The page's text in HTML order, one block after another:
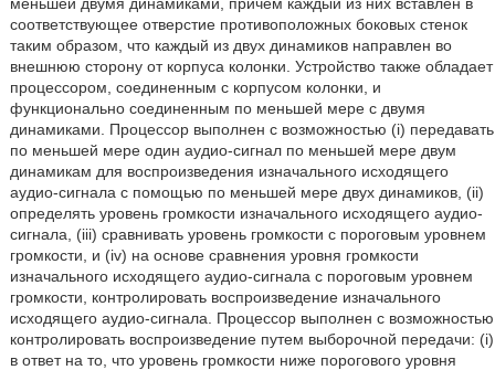
соответствующее отверстие противоположных боковых стенок
таким образом, что каждый из двух динамиков направлен во
внешнюю сторону от корпуса колонки. Устройство также обладает
процессором, соединенным с корпусом колонки, и
функционально соединенным по меньшей мере с двумя
динамиками. Процессор выполнен с возможностью (i) передавать
по меньшей мере один аудио-сигнал по меньшей мере двум
динамикам для воспроизведения изначального исходящего
аудио-сигнала с помощью по меньшей мере двух динамиков, (ii)
определять уровень громкости изначального исходящего аудио-
сигнала, (iii) сравнивать уровень громкости с пороговым уровнем
громкости, и (iv) на основе сравнения уровня громкости
изначального исходящего аудио-сигнала с пороговым уровнем
громкости, контролировать воспроизведение изначального
исходящего аудио-сигнала. Процессор выполнен с возможностью
контролировать воспроизведение путем выборочной передачи: (i)
в ответ на то, что уровень громкости ниже порогового уровня